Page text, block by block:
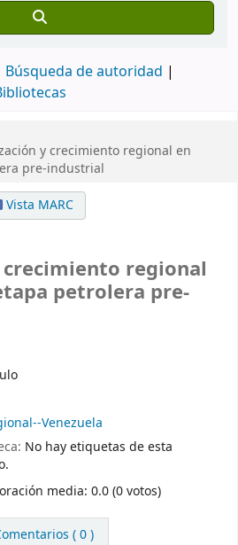
Búsqueda de autoridad
y crecimiento regional en
pre-industrial
Vista MARC
regional
petrolera pre-
Venezuela
No hay etiquetas de esta
media: 0.0 (0 votos)
( 0 )